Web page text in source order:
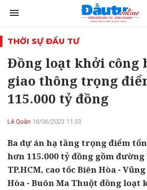
THỜI SỰ ĐẦU TƯ
Đồng loạt khởi công
giao thông trọng
115.000 tỷ đồng
Lê Quân 18/06/2023 11:33
Ba dự án hạ tầng trọng điểm
hơn 115.000 tỷ đồng gồm đường
TP.HCM, cao tốc Biên Hòa -
Hòa - Buôn Ma Thuột đồng loạt